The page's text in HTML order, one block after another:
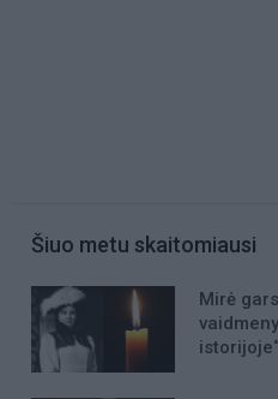
Šiuo metu skaitomiausi
Mirė
istorijoje“